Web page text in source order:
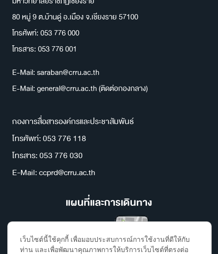
80 หมู่ 9 ต.บ้านดู่ อ.เมือง จ.เชียงราย 57100
โทรศัพท์: 053 776 000
โทรสาร: 053 776 001
E-Mail: saraban@crru.ac.th
E-Mail: general@crru.ac.th (ติดต่อกองกลาง)
กองการสื่อสารองค์กรและประชาสัมพันธ์
โทรศัพท์: 053 776 118
โทรสาร: 053 776 030
E-Mail: ccprd@crru.ac.th
แผนที่และการเดินทาง
เว็บไซต์นี้ใช้คุกกี้ เพื่อมอบประสบการณ์การใช้งานที่ดีให้กับ
ท่าน และเพื่อพัฒนาคุณภาพการให้บริการเว็บไซต์ที่ตรงต่อ